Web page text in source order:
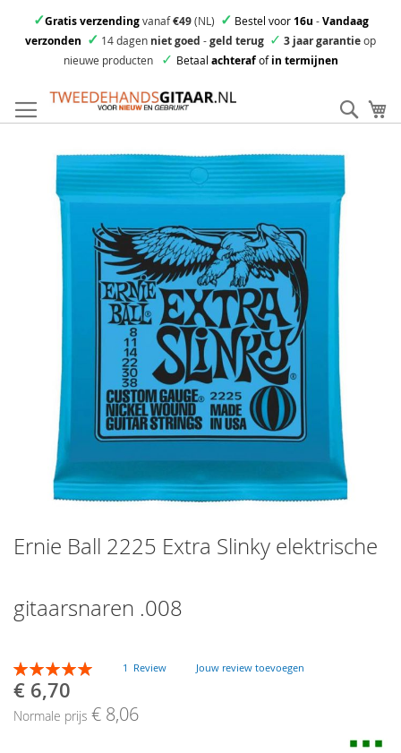
✓Gratis verzendingvanaf€49(NL) ✓ Bestel voor16u -Vandaag
verzonden ✓ 14 dagen niet goed -geld terug ✓ 3 jaar garantieop
nieuwe producten
✓ Betaal achterafofin termijnen
direct
door
Ernie Ball 2225 Extra Slinky elektrische
gitaarsnaren .008
Beoordeling:
100
% of100
1 Review Jouw review toevoegen
Speciale
€ 6,70
Normale prijs € 8,06
to
the
the